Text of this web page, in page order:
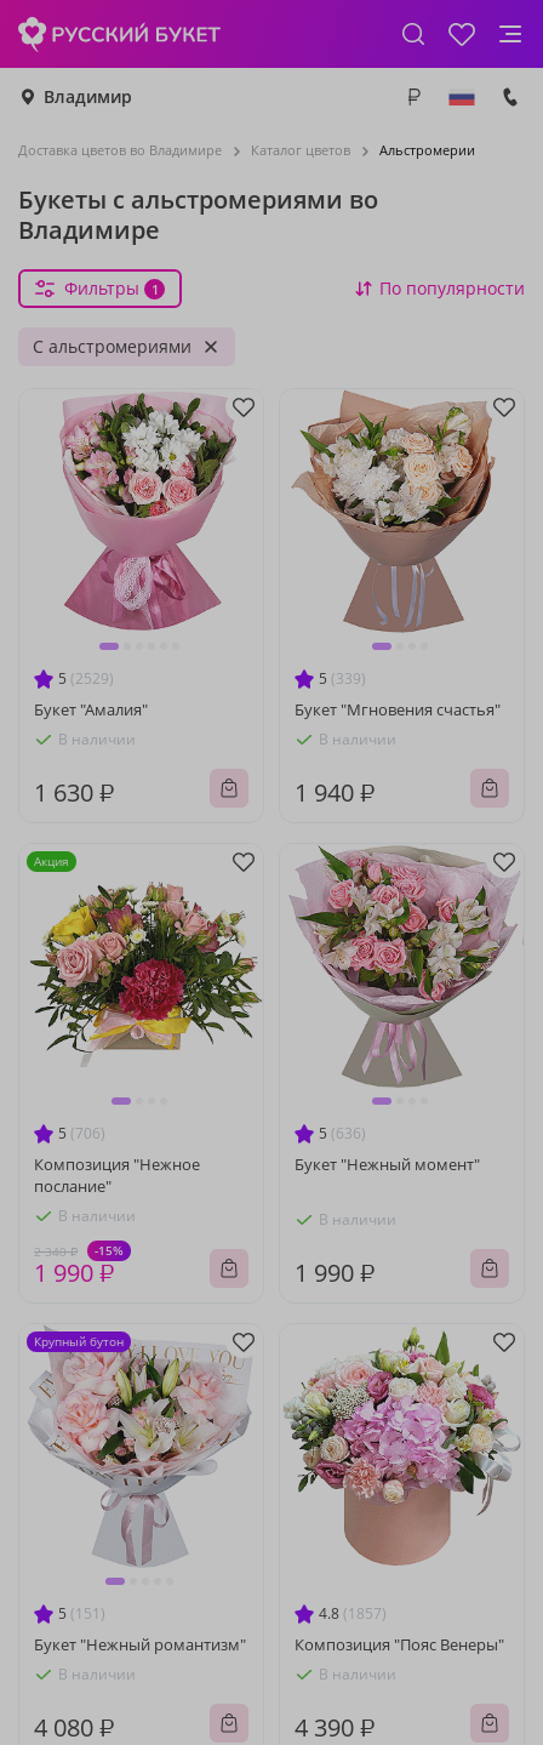
Владимир
Доставка цветов во Владимире Каталог цветов Альстромерии
Букеты с альстромериями во
Владимире
Фильтры 1 По популярности
С альстромериями
5 (2529)
Букет "Амалия"
В наличии
1 630 ₽
5 (339)
Букет "Мгновения счастья"
В наличии
1 940 ₽
5 (706)
Композиция "Нежное
послание"
В наличии
2 340 ₽ -15%
1 990 ₽
Акция
5 (636)
Букет "Нежный момент"
В наличии
1 990 ₽
5 (151)
Букет "Нежный романтизм"
В наличии
4 080 ₽
Крупный бутон
4.8 (1857)
Композиция "Пояс Венеры"
В наличии
4 390 ₽